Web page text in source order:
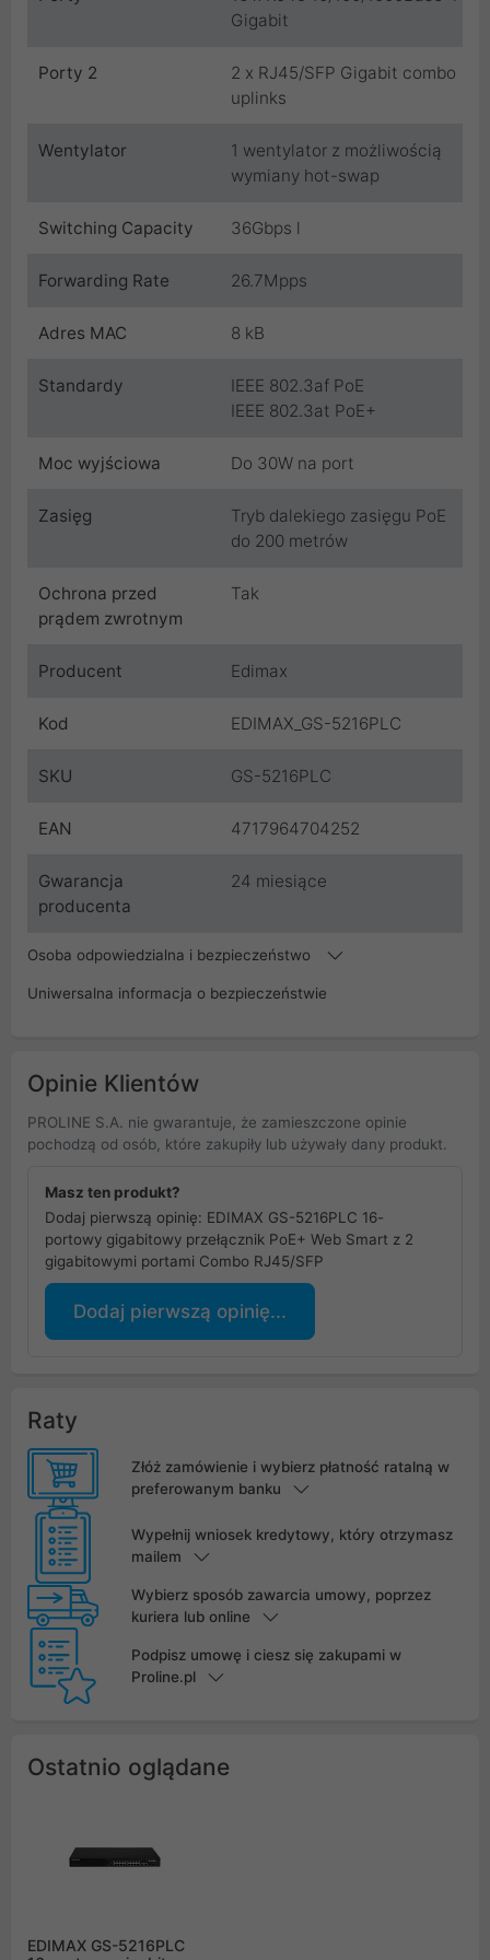
Gigabit
Porty 2
2 x RJ45/SFP Gigabit combo
uplinks
Wentylator
1 wentylator z możliwością
wymiany hot-swap
Switching Capacity 36Gbps l
Forwarding Rate 26.7Mpps
Adres MAC 8 kB
Standardy
IEEE 802.3af PoE
IEEE 802.3at PoE+
Moc wyjściowa Do 30W na port
Zasięg
Tryb dalekiego zasięgu PoE
do 200 metrów
Ochrona przed
prądem zwrotnym
Tak
Producent Edimax
Kod EDIMAX_GS-5216PLC
SKU GS-5216PLC
EAN 4717964704252
Gwarancja
producenta
24 miesiące
Osoba odpowiedzialna i bezpieczeństwo
Uniwersalna informacja o bezpieczeństwie
Opinie Klientów
PROLINE S.A. nie gwarantuje, że zamieszczone opinie
pochodzą od osób, które zakupiły lub używały dany produkt.
Masz ten produkt?
Dodaj pierwszą opinię: EDIMAX GS-5216PLC 16-
portowy gigabitowy przełącznik PoE+ Web Smart z 2
gigabitowymi portami Combo RJ45/SFP
Dodaj pierwszą opinię...
Raty
Złóż zamówienie i wybierz płatność ratalną w
preferowanym banku
Wypełnij wniosek kredytowy, który otrzymasz
mailem
Wybierz sposób zawarcia umowy, poprzez
kuriera lub online
Podpisz umowę i ciesz się zakupami w
Proline.pl
Ostatnio oglądane
EDIMAX GS-5216PLC